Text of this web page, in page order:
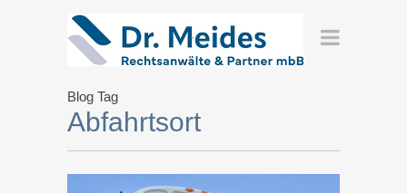
Blog Tag
Abfahrtsort